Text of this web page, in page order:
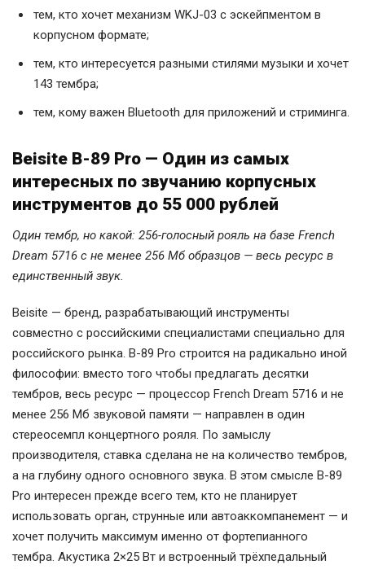
тем, кто хочет механизм WKJ-03 с эскейпментом в
корпусном формате;
тем, кто интересуется разными стилями музыки и хочет
143 тембра;
тем, кому важен Bluetooth для приложений и стриминга.
Beisite B-89 Pro — Один из самых
интересных по звучанию корпусных
инструментов до 55 000 рублей
Один тембр, но какой: 256-голосный рояль на базе French
Dream 5716 с не менее 256 Мб образцов — весь ресурс в
единственный звук.
Beisite — бренд, разрабатывающий инструменты
совместно с российскими специалистами специально для
российского рынка. B-89 Pro строится на радикально иной
философии: вместо того чтобы предлагать десятки
тембров, весь ресурс — процессор French Dream 5716 и не
менее 256 Мб звуковой памяти — направлен в один
стереосемпл концертного рояля. По замыслу
производителя, ставка сделана не на количество тембров,
а на глубину одного основного звука. В этом смысле B-89
Pro интересен прежде всего тем, кто не планирует
использовать орган, струнные или автоаккомпанемент — и
хочет получить максимум именно от фортепианного
тембра. Акустика 2×25 Вт и встроенный трёхпедальный